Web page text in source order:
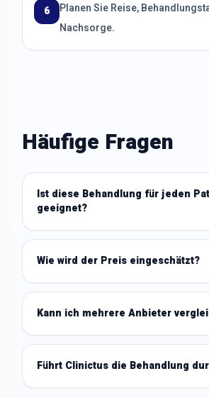
6
Planen Sie Reise,
Nachsorge.
Häufige Fragen
Ist diese Behandlung für jeden
geeignet?
Wie wird der Preis eingeschätzt?
Kann ich mehrere Anbieter
Führt Clinictus die Behandlung